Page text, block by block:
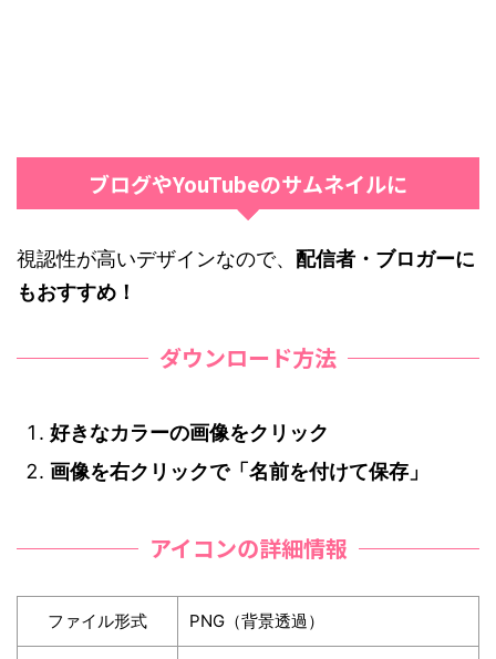
ブログやYouTubeのサムネイルに
視認性が高いデザインなので、 配信者・ブロガーに
もおすすめ！
ダウンロード方法
好きなカラーの画像をクリック
画像を右クリックで「名前を付けて保存」
アイコンの詳細情報
ファイル形式 PNG（背景透過）